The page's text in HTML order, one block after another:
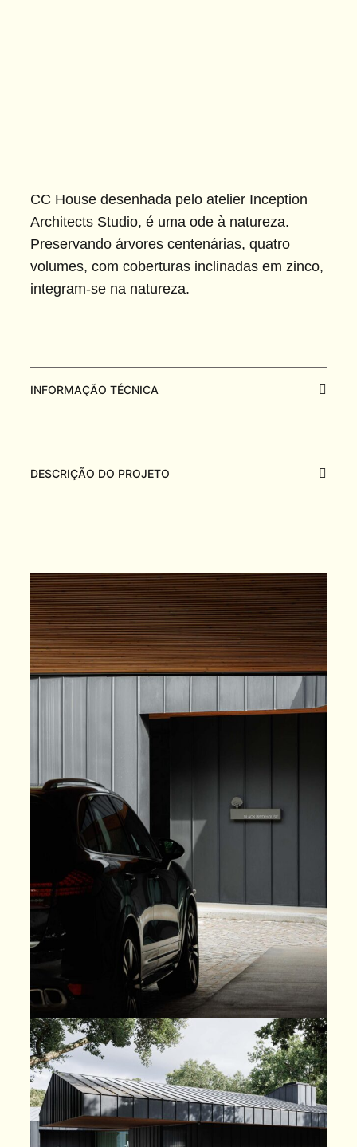
CC House desenhada pelo atelier Inception
Architects Studio, é uma ode à natureza.
Preservando árvores centenárias, quatro
volumes, com coberturas inclinadas em zinco,
integram-se na natureza.
INFORMAÇÃO TÉCNICA
DESCRIÇÃO DO PROJETO